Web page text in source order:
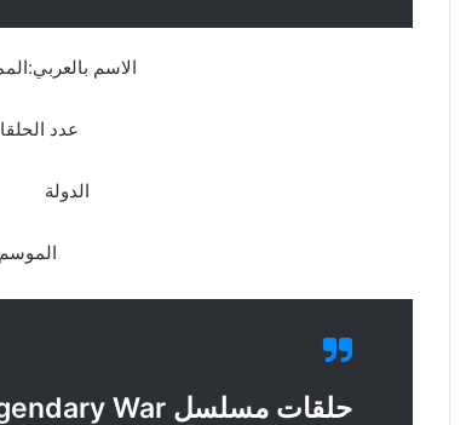
الاسم
عدد الحلقات
الدولة
حلقات مسلسل Kingdom Legendary War